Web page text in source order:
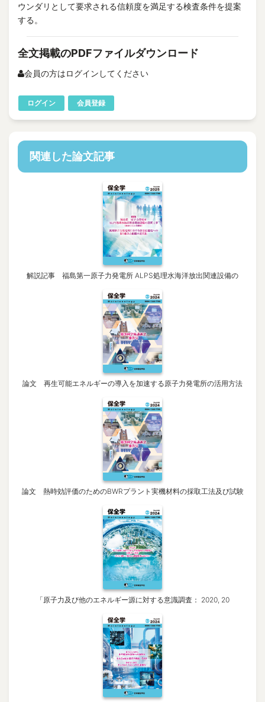
ウンダリとして要求される信頼度を満足する検査条件を提案
する。
全文掲載のPDFファイルダウンロード
会員の方はログインしてください
ログイン 会員登録
関連した論文記事
解説記事 福島第一原子力発電所 ALPS処理水海洋放出関連設備の
論文 再生可能エネルギーの導入を加速する原子力発電所の活用方法
論文 熱時効評価のためのBWRプラント実機材料の採取工法及び試験
「原子力及び他のエネルギー源に対する意識調査： 2020, 20